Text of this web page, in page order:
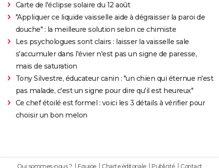
Carte de l'éclipse solaire du 12 août
"Appliquer ce liquide vaisselle aide à dégraisser la paroi de
douche" : la meilleure solution selon ce chimiste
Les psychologues sont clairs : laisser la vaisselle sale
s'accumuler dans l'évier n'est pas un signe de paresse,
mais de saturation
Tony Silvestre, éducateur canin : "un chien qui éternue n'est
pas malade, c'est un signe pour dire qu'il est heureux"
Ce chef étoilé est formel : voici les 3 détails à vérifier pour
choisir un bon melon
Qui sommes-nous ? Equipe Charte éditoriale Publicité Contact